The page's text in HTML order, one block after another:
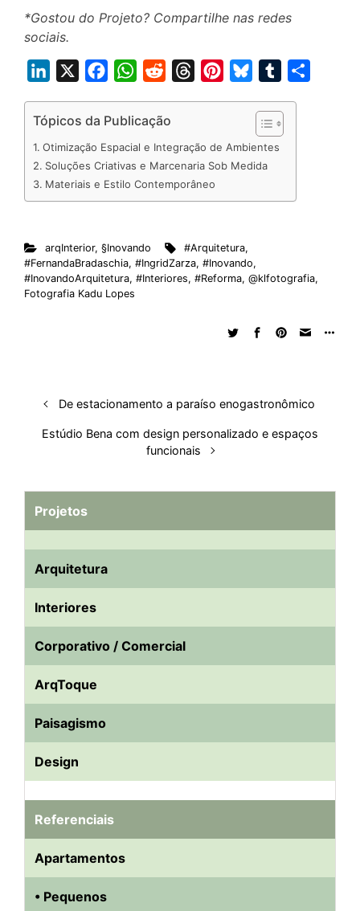
*Gostou do Projeto? Compartilhe nas redes
sociais.
n
e
d
I
c
b
o
o
W
a
s
A
p
d
i
t
a
d
s
e
e
t
u
e
s
y
m
b
Tópicos da Publicação
Otimização Espacial e Integração de Ambientes
Soluções Criativas e Marcenaria Sob Medida
Materiais e Estilo Contemporâneo
arqInterior, §Inovando #Arquitetura,
#FernandaBradaschia, #IngridZarza, #Inovando,
#InovandoArquitetura, #Interiores, #Reforma, @klfotografia,
Fotografia Kadu Lopes
De estacionamento a paraíso enogastronômico
Estúdio Bena com design personalizado e espaços
funcionais
Projetos
Arquitetura
Interiores
Corporativo / Comercial
ArqToque
Paisagismo
Design
Referenciais
Apartamentos
• Pequenos